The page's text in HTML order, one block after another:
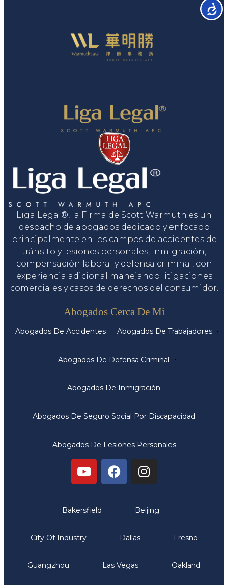
Liga Legal®, la Firma de Scott Warmuth es un
despacho de abogados dedicado y enfocado
principalmente en los campos de accidentes de
tránsito y lesiones personales, inmigración,
compensación laboral y defensa criminal, con
experiencia adicional manejando litigaciones
comerciales y casos de derechos del consumidor.
Abogados Cerca De Mi
Abogados De Accidentes Abogados De Trabajadores
Abogados De Defensa Criminal
Abogados De Inmigración
Abogados De Seguro Social Por Discapacidad
Abogados De Lesiones Personales
Bakersfield Beijing
City Of Industry Dallas Fresno
Guangzhou Las Vegas Oakland